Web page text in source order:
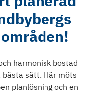
harmonisk bostad
bästa sätt. Här möts
planlösning och en